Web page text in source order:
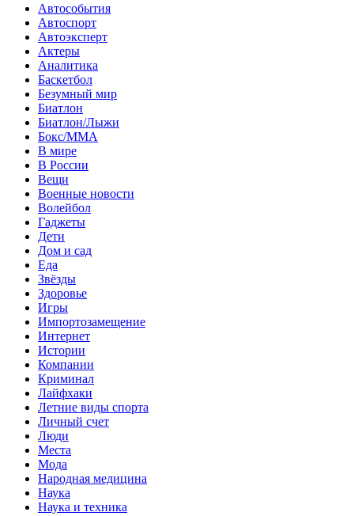
Автособытия
Автоспорт
Автоэксперт
Актеры
Аналитика
Баскетбол
Безумный мир
Биатлон
Биатлон/Лыжи
Бокс/MMA
В мире
В России
Вещи
Военные новости
Волейбол
Гаджеты
Дети
Дом и сад
Еда
Звёзды
Здоровье
Игры
Импортозамещение
Интернет
Истории
Компании
Криминал
Лайфхаки
Летние виды спорта
Личный счет
Люди
Места
Мода
Народная медицина
Наука
Наука и техника